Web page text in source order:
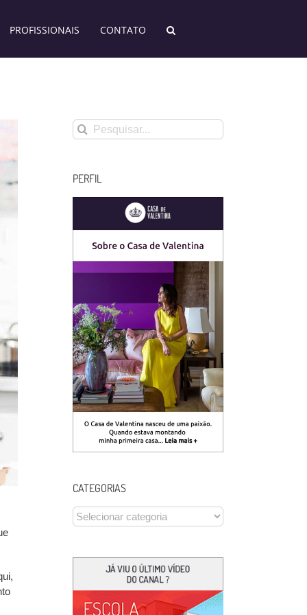
PROFISSIONAIS CONTATO
Buscar
resultados
PERFIL
CATEGORIAS
CATEGORIAS